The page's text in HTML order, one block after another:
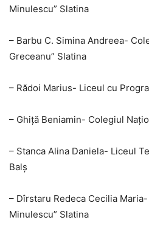
Minulescu” Slatina
– Barbu C. Simina Andreea-
Greceanu” Slatina
– Rădoi Marius- Liceul cu
– Ghiță Beniamin- Colegiul
– Stanca Alina Daniela- Liceul
Balș
– Dîrstaru Redeca Cecilia
Minulescu” Slatina